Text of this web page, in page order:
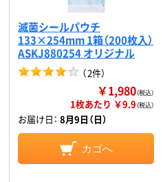
滅菌シールパウチ
133×254mm 1箱（200枚入）
ASKJ880254 オリジナル
（2件）
￥1,980（税込）
1枚あたり ￥9.9（税込）
お届け日： 8月9日（日）
カゴへ